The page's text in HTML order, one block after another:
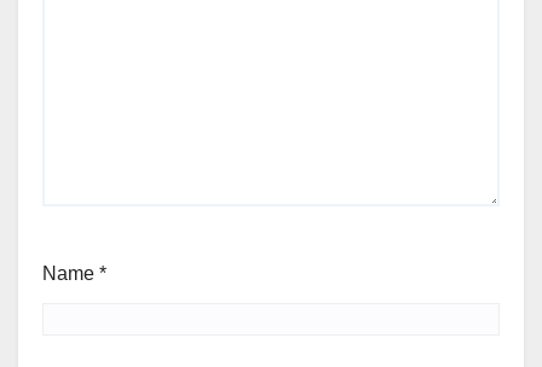
Name *